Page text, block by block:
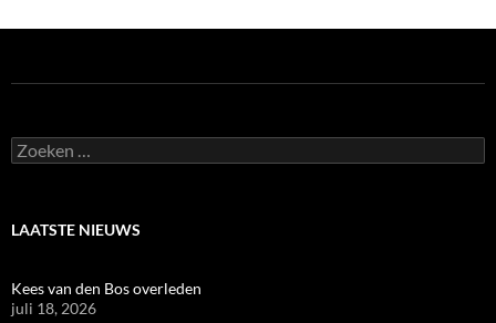
Zoeken
naar:
LAATSTE NIEUWS
Kees van den Bos overleden
juli 18, 2026